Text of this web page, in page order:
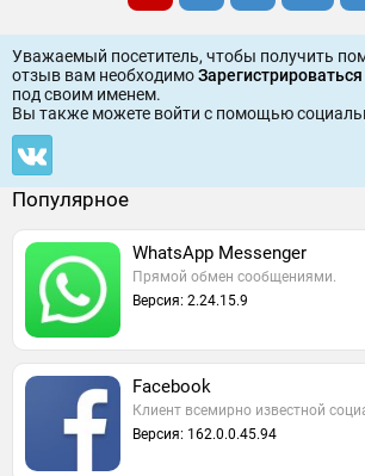
Уважаемый посетитель, чтобы получить
отзыв вам необходимоЗарегистрироваться
под своим именем.
Вы также можете войти c помощью
Популярное
WhatsApp Messenger
Прямой обмен сообщениями.
Версия: 2.24.15.9
Facebook
Клиент всемирно известной
Версия: 162.0.0.45.94